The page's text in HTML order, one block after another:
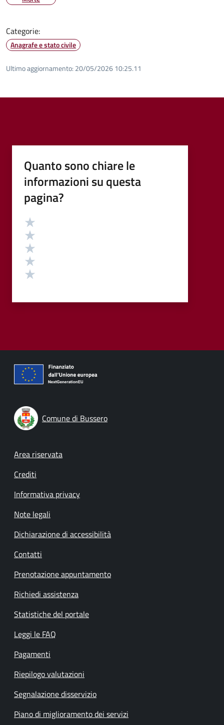
Categorie:
Anagrafe e stato civile
Ultimo aggiornamento: 20/05/2026 10:25.11
Quanto sono chiare le
informazioni su questa
pagina?
Valutazione
Comune di Bussero
Footer menu
Area riservata
Crediti
Informativa privacy
Note legali
Dichiarazione di accessibilità
Contatti
Prenotazione appuntamento
Richiedi assistenza
Statistiche del portale
Leggi le FAQ
Pagamenti
Riepilogo valutazioni
Segnalazione disservizio
Piano di miglioramento dei servizi